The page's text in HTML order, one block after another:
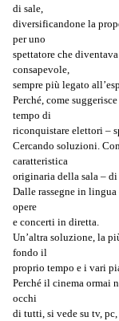
di sale,
diversificandone la
per uno
spettatore che diventava
consapevole,
sempre più legato
Perché, come
tempo di
riconquistare elettori –
Cercando soluzioni.
caratteristica
originaria della sala –
Dalle rassegne in
opere
e concerti in diretta.
Un’altra soluzione, la
fondo il
proprio tempo e i vari
Perché il cinema ormai
occhi
di tutti, si vede su tv,